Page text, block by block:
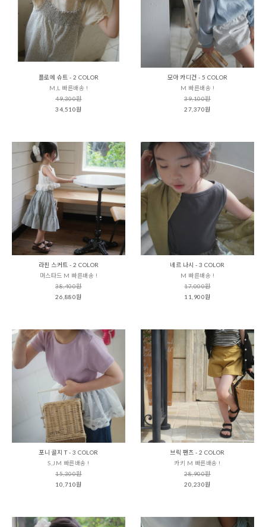
플로에 슈트 - 2 COLOR
M,L 빠른배송 !
49,300원
34,510원
모아 카디건 - 5 COLOR
M 빠른배송 !
39,100원
27,370원
라핀 스커트 - 2 COLOR
머스타드 M 빠른배송 !
38,400원
26,880원
네르 나시 - 3 COLOR
M 빠른배송 !
17,000원
11,900원
포니 골지 T - 3 COLOR
S,JM 빠른배송 !
15,300원
10,710원
브릭 팬츠 - 2 COLOR
카키 M 빠른배송 !
28,900원
20,230원